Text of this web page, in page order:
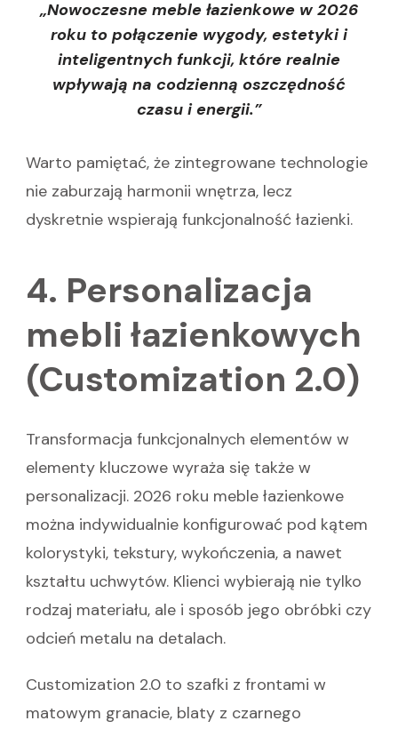
„Nowoczesne meble łazienkowe w 2026
roku to połączenie wygody, estetyki i
inteligentnych funkcji, które realnie
wpływają na codzienną oszczędność
czasu i energii.”
Warto pamiętać, że zintegrowane technologie
nie zaburzają harmonii wnętrza, lecz
dyskretnie wspierają funkcjonalność łazienki.
4. Personalizacja
mebli łazienkowych
(Customization 2.0)
Transformacja funkcjonalnych elementów w
elementy kluczowe wyraża się także w
personalizacji. 2026 roku meble łazienkowe
można indywidualnie konfigurować pod kątem
kolorystyki, tekstury, wykończenia, a nawet
kształtu uchwytów. Klienci wybierają nie tylko
rodzaj materiału, ale i sposób jego obróbki czy
odcień metalu na detalach.
Customization 2.0 to szafki z frontami w
matowym granacie, blaty z czarnego